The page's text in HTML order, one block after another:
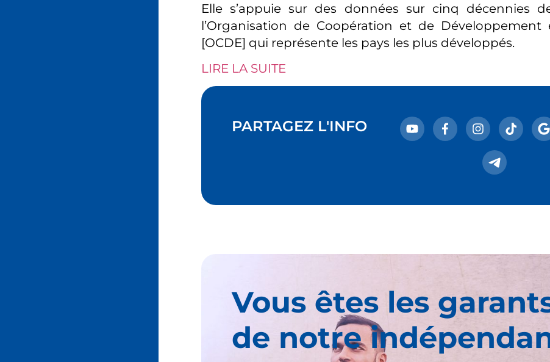
Elle s’appuie sur des données sur cinq décennies
l’Organisation de Coopération et de Développement
[OCDE] qui représente les pays les plus développés.
LIRE LA SUITE
PARTAGEZ L'INFO
Vous êtes les
de notre